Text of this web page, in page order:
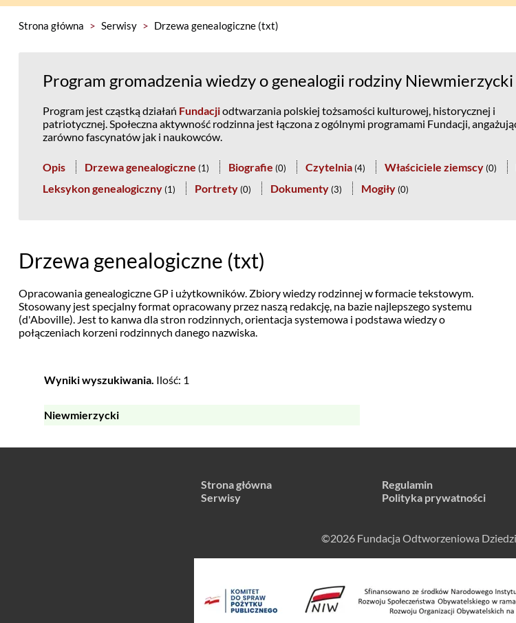
Strona główna > Serwisy > Drzewa genealogiczne (txt)
Program gromadzenia wiedzy o genealogii rodziny Niewmierzycki
Program jest cząstką działań Fundacjiodtwarzania polskiej tożsamości kulturowej, historycznej i
patriotycznej. Społeczna aktywność rodzinna jest łączona z ogólnymi programami Fundacji,
zarówno fascynatów jak i naukowców.
Opis Drzewa genealogiczne (1) Biografie (0) Czytelnia (4) Właściciele ziemscy (0)
Leksykon genealogiczny (1) Portrety (0) Dokumenty (3) Mogiły (0)
Drzewa genealogiczne (txt)
Opracowania genealogiczne GP i użytkowników. Zbiory wiedzy rodzinnej w formacie tekstowym.
Stosowany jest specjalny format opracowany przez naszą redakcję, na bazie najlepszego systemu
(d'Aboville). Jest to kanwa dla stron rodzinnych, orientacja systemowa i podstawa wiedzy o
połączeniach korzeni rodzinnych danego nazwiska.
Wyniki wyszukiwania. Ilość: 1
Niewmierzycki
Strona główna
Serwisy
Regulamin
Polityka prywatności
©2026 Fundacja Odtworzeniowa